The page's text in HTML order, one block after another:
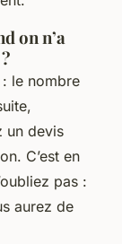
on n’a
le nombre
un devis
C’est en
pas :
aurez de